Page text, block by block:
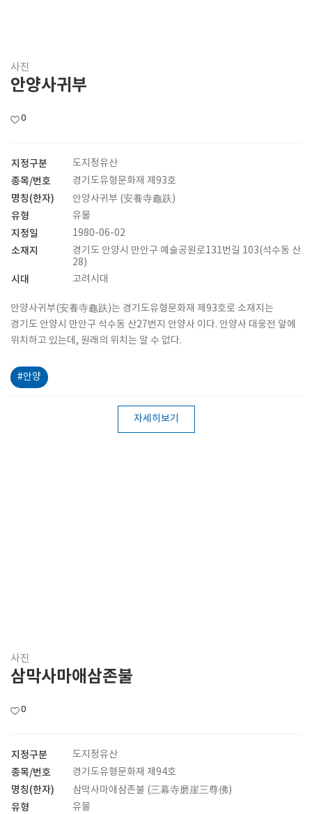
사진
안양사귀부
0
지정구분 도지정유산
종목/번호 경기도유형문화재 제93호
명칭(한자) 안양사귀부 (安養寺龜趺)
유형 유물
지정일 1980-06-02
소재지
경기도 안양시 만안구 예술공원로131번길 103(석수동 산
28)
시대 고려시대
안양사귀부(安養寺龜趺)는 경기도유형문화재 제93호로 소재지는
경기도 안양시 만안구 석수동 산27번지 안양사 이다. 안양사 대웅전 앞에
위치하고 있는데, 원래의 위치는 알 수 없다.
#안양
자세히보기
사진
삼막사마애삼존불
0
지정구분 도지정유산
종목/번호 경기도유형문화재 제94호
명칭(한자) 삼막사마애삼존불 (三幕寺磨崖三尊佛)
유형 유물